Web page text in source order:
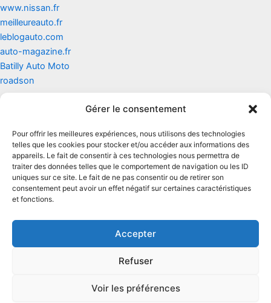
Gérer le consentement
Pour offrir les meilleures expériences, nous utilisons des technologies
telles que les cookies pour stocker et/ou accéder aux informations des
appareils. Le fait de consentir à ces technologies nous permettra de
traiter des données telles que le comportement de navigation ou les ID
uniques sur ce site. Le fait de ne pas consentir ou de retirer son
consentement peut avoir un effet négatif sur certaines caractéristiques
et fonctions.
Accepter
Refuser
Voir les préférences
www.nissan.fr
meilleureauto.fr
leblogauto.com
auto-magazine.fr
Batilly Auto Moto
roadson
Mentions légales
Conditions générales d'utilisation
Conditions générales de vente
Politique de cookies
Politique de confidentialité
Copyright © 2026 Renault zoe | Powered by